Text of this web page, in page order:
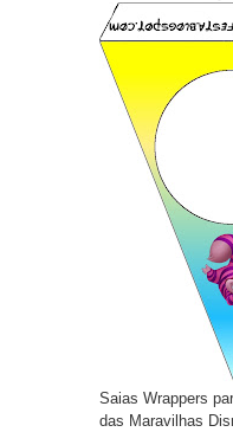
Saias Wrappers
das Maravilhas